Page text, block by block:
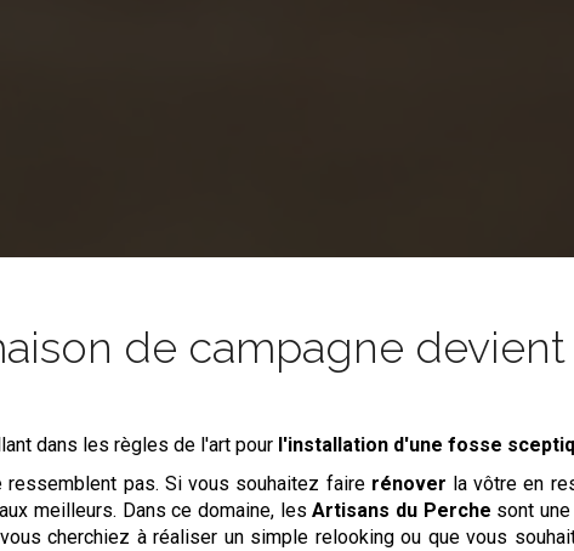
de campagne
dans les règles de l'art pour l'installation d'une fosse
ressemblent pas. Si vous souhaitez faire rénover la vôtre en
meilleurs. Dans ce domaine, lesArtisans du Perche sont
cherchiez à réaliser un simple relooking ou que vous